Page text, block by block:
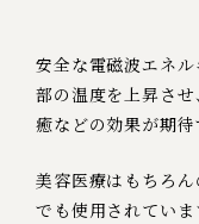
安全な電磁波エネ
部の温度を上昇させ
癒などの効果が期待
美容医療はもちろ
でも使用されていま